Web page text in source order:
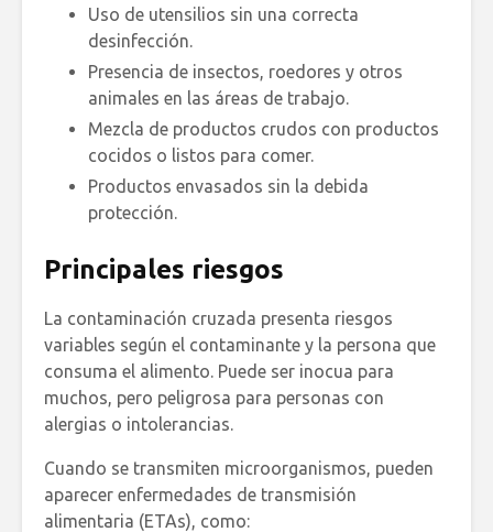
Uso de utensilios sin una correcta
desinfección.
Presencia de insectos, roedores y otros
animales en las áreas de trabajo.
Mezcla de productos crudos con productos
cocidos o listos para comer.
Productos envasados sin la debida
protección.
Principales riesgos
La contaminación cruzada presenta riesgos
variables según el contaminante y la persona que
consuma el alimento. Puede ser inocua para
muchos, pero peligrosa para personas con
alergias o intolerancias.
Cuando se transmiten microorganismos, pueden
aparecer enfermedades de transmisión
alimentaria (ETAs), como: